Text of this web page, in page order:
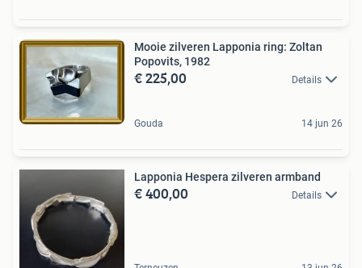
Mooie zilveren Lapponia ring: Zoltan
Popovits, 1982
€ 225,00 Details
Gouda 14 jun 26
Lapponia Hespera zilveren armband
€ 400,00 Details